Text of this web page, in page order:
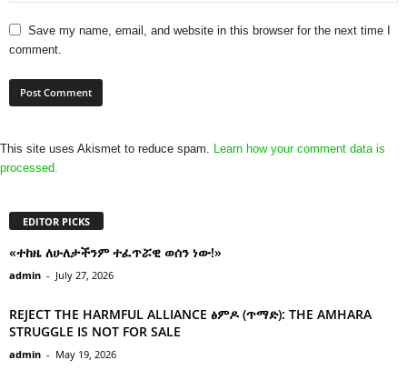
Save my name, email, and website in this browser for the next time I
comment.
This site uses Akismet to reduce spam.
Learn how your comment data is
processed.
EDITOR PICKS
«ተከዜ ለሁለታችንም ተፈጥሯዊ ወሰን ነው!»
admin - July 27, 2026
REJECT THE HARMFUL ALLIANCE ፅምዶ (ጥማድ): THE AMHARA
STRUGGLE IS NOT FOR SALE
admin - May 19, 2026